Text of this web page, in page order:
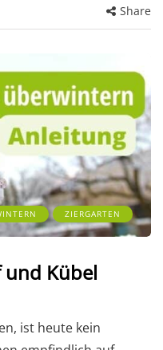
Share
ZIERGARTEN
Kübel
ist heute kein